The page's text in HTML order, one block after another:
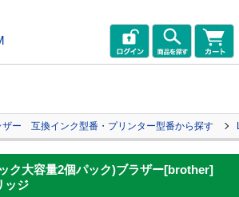
ザー 互換インク型番・プリンター型番から探す
ク大容量2個パック)ブラザー[brother]
ッジ